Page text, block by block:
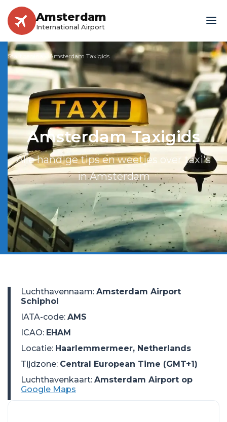
Amsterdam
International Airport
Startpagina Amsterdam Taxigids
Amsterdam Taxigids
Alle handige tips en weetjes over taxi's
in Amsterdam
Luchthavennaam: Amsterdam Airport
Schiphol
IATA-code: AMS
ICAO: EHAM
Locatie: Haarlemmermeer, Netherlands
Tijdzone: Central European Time (GMT+1)
Luchthavenkaart: Amsterdam Airport op
Google Maps